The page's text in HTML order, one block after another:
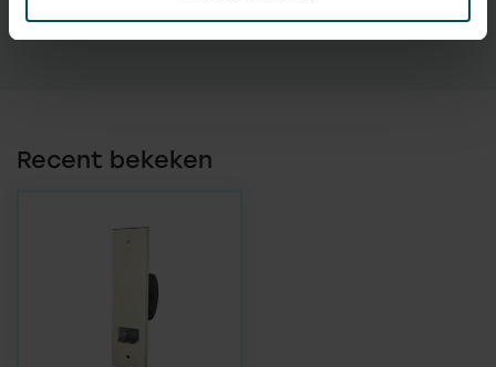
Recent bekeken